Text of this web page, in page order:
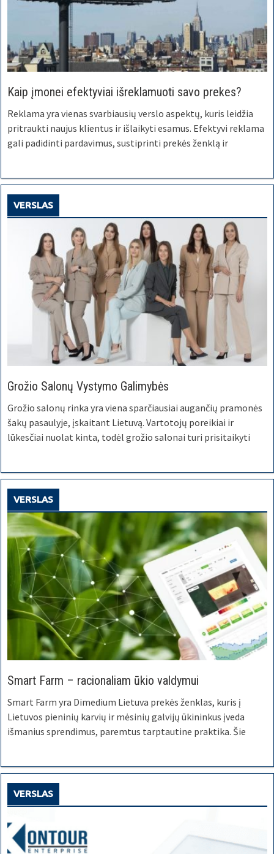
Kaip įmonei efektyviai išreklamuoti savo prekes?
Reklama yra vienas svarbiausių verslo aspektų, kuris leidžia
pritraukti naujus klientus ir išlaikyti esamus. Efektyvi reklama
gali padidinti pardavimus, sustiprinti prekės ženklą ir
VERSLAS
Grožio Salonų Vystymo Galimybės
Grožio salonų rinka yra viena sparčiausiai augančių pramonės
šakų pasaulyje, įskaitant Lietuvą. Vartotojų poreikiai ir
lūkesčiai nuolat kinta, todėl grožio salonai turi prisitaikyti
VERSLAS
Smart Farm – racionaliam ūkio valdymui
Smart Farm yra Dimedium Lietuva prekės ženklas, kuris į
Lietuvos pieninių karvių ir mėsinių galvijų ūkininkus įveda
išmanius sprendimus, paremtus tarptautine praktika. Šie
VERSLAS